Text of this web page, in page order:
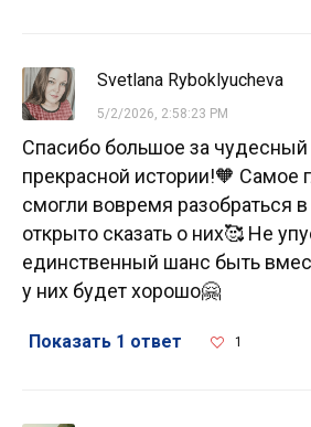
Svetlana Ryboklyucheva
5/2/2026, 2:58:23 PM
Спасибо большое за
прекрасной истории!🧡 Самое
смогли вовремя разобраться
открыто сказать о них🥰 Не
единственный шанс быть
у них будет хорошо🤗
Показать 1 ответ 1